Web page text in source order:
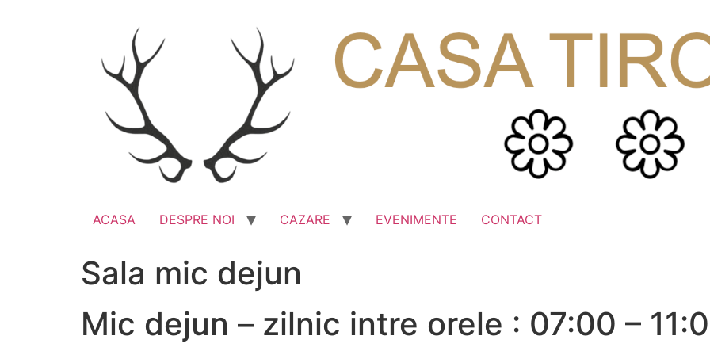
ACASA DESPRE NOI CAZARE EVENIMENTE CONTACT
Sala mic dejun
Mic dejun – zilnic intre orele : 07:00 –